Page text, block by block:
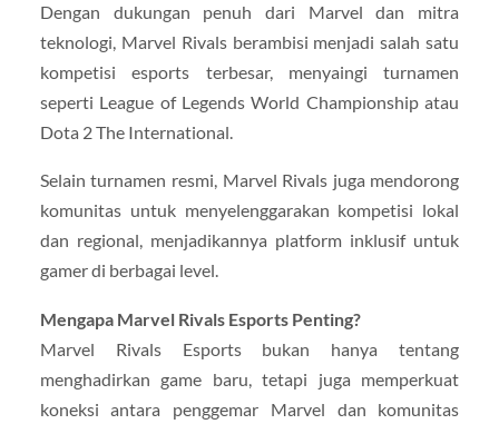
Dengan dukungan penuh dari Marvel dan mitra
teknologi, Marvel Rivals berambisi menjadi salah satu
kompetisi esports terbesar, menyaingi turnamen
seperti League of Legends World Championship atau
Dota 2 The International.
Selain turnamen resmi, Marvel Rivals juga mendorong
komunitas untuk menyelenggarakan kompetisi lokal
dan regional, menjadikannya platform inklusif untuk
gamer di berbagai level.
Mengapa Marvel Rivals Esports Penting?
Marvel Rivals Esports bukan hanya tentang
menghadirkan game baru, tetapi juga memperkuat
koneksi antara penggemar Marvel dan komunitas